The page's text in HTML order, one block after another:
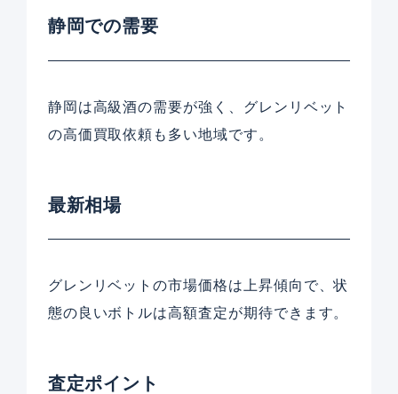
静岡での需要
静岡は高級酒の需要が強く、グレンリベット
の高価買取依頼も多い地域です。
最新相場
グレンリベットの市場価格は上昇傾向で、状
態の良いボトルは高額査定が期待できます。
査定ポイント